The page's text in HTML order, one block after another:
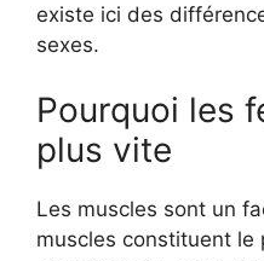
existe ici des
sexes.
Pourquoi les
plus vite
Les muscles sont un
muscles constituent le